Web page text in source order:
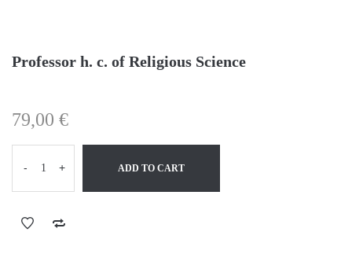
Professor h. c. of Religious Science
79,00 €
- + ADD TO CART